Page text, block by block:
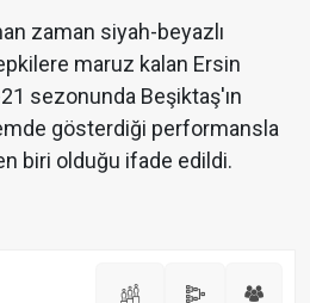
zaman siyah-beyazlı
maruz kalan Ersin
sezonunda Beşiktaş'ın
gösterdiği performansla
biri olduğu ifade edildi.